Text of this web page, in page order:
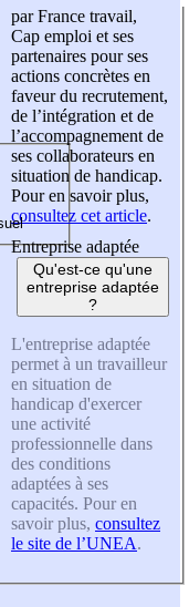
par France travail,
Cap emploi et ses
partenaires pour ses
actions concrètes en
faveur du recrutement,
de l’intégration et de
l’accompagnement de
ses collaborateurs en
situation de handicap.
Pour en savoir plus,
consultez cet article.
Entreprise adaptée
Qu'est-ce qu'une
entreprise adaptée
?
L'entreprise adaptée
permet à un travailleur
en situation de
handicap d'exercer
une activité
professionnelle dans
des conditions
adaptées à ses
capacités. Pour en
savoir plus, consultez
le site de l’UNEA.